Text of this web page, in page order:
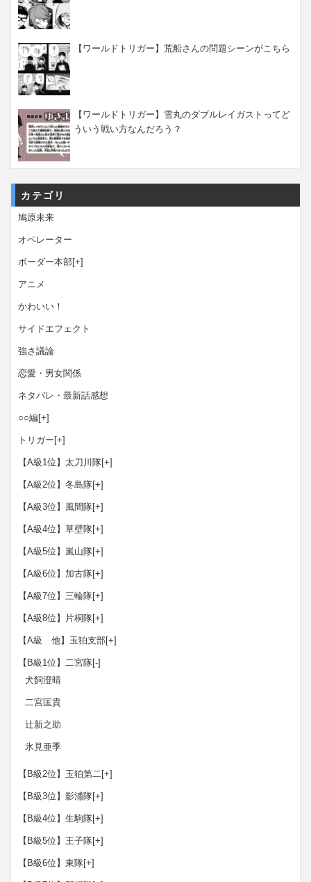
【ワールドトリガー】荒船さんの問題シーンがこちら
【ワールドトリガー】雪丸のダブルレイガストってど
ういう戦い方なんだろう？
カテゴリ
鳩原未来
オペレーター
ボーダー本部[+]
アニメ
かわいい！
サイドエフェクト
強さ議論
恋愛・男女関係
ネタバレ・最新話感想
○○編[+]
トリガー [+]
【A級1位】太刀川隊[+]
【A級2位】冬島隊[+]
【A級3位】風間隊[+]
【A級4位】草壁隊[+]
【A級5位】嵐山隊[+]
【A級6位】加古隊[+]
【A級7位】三輪隊[+]
【A級8位】片桐隊[+]
【A級 他】玉狛支部[+]
【B級1位】二宮隊[-]
犬飼澄晴
二宮匡貴
辻新之助
氷見亜季
【B級2位】玉狛第二[+]
【B級3位】影浦隊[+]
【B級4位】生駒隊[+]
【B級5位】王子隊[+]
【B級6位】東隊[+]